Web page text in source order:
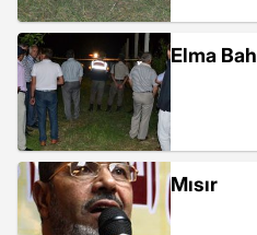
Elma
Mısır